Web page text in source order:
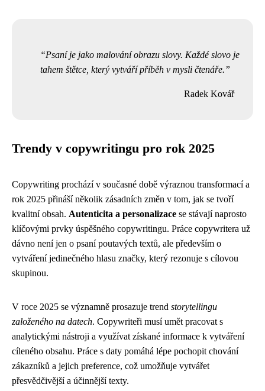
Psaní je jako malování obrazu slovy. Každé slovo je
tahem štětce, který vytváří příběh v mysli čtenáře.
Radek Kovář
Trendy v copywritingu pro rok 2025
Copywriting prochází v současné době výraznou transformací a
rok 2025 přináší několik zásadních změn v tom, jak se tvoří
kvalitní obsah. Autenticita a personalizace se stávají naprosto
klíčovými prvky úspěšného copywritingu. Práce copywritera už
dávno není jen o psaní poutavých textů, ale především o
vytváření jedinečného hlasu značky, který rezonuje s cílovou
skupinou.
V roce 2025 se významně prosazuje trend storytellingu
založeného na datech. Copywriteři musí umět pracovat s
analytickými nástroji a využívat získané informace k vytváření
cíleného obsahu. Práce s daty pomáhá lépe pochopit chování
zákazníků a jejich preference, což umožňuje vytvářet
přesvědčivější a účinnější texty.